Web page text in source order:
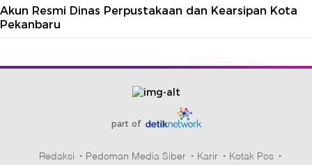
Akun Resmi Dinas Perpustakaan dan Kearsipan Kota
Pekanbaru
part of
Redaksi Pedoman Media Siber Karir
Kotak Pos